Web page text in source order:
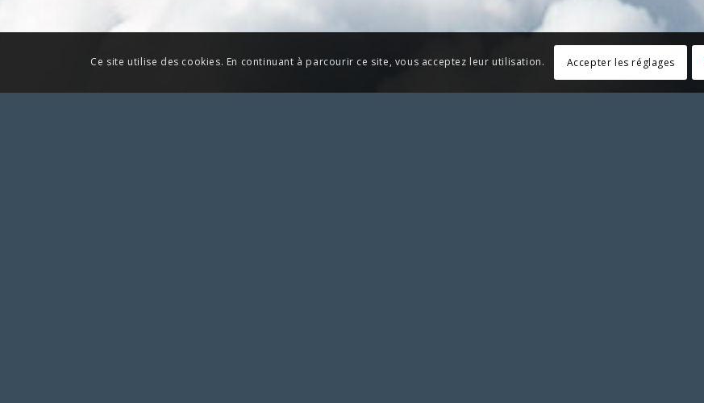
Ce site utilise des cookies. En continuant à parcourir ce site, vous acceptez leur utilisation. Accepter les réglages